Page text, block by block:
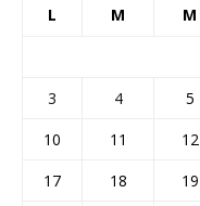
L M M
3
4 5
10
11 12
17
18 19